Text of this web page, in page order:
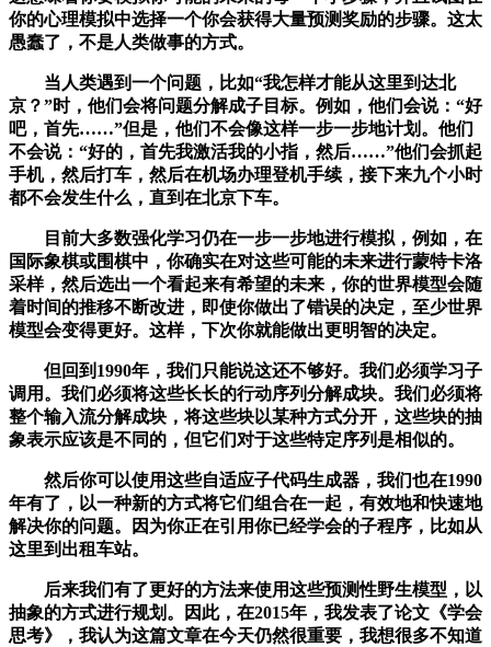
你的心理模拟中选择一个你会获得大量预测奖励的步骤。这太
愚蠢了，不是人类做事的方式。
当人类遇到一个问题，比如“我怎样才能从这里到达北
京？”时，他们会将问题分解成子目标。例如，他们会说：“好
吧，首先……”但是，他们不会像这样一步一步地计划。他们
不会说：“好的，首先我激活我的小指，然后……”他们会抓起
手机，然后打车，然后在机场办理登机手续，接下来九个小时
都不会发生什么，直到在北京下车。
目前大多数强化学习仍在一步一步地进行模拟，例如，在
国际象棋或围棋中，你确实在对这些可能的未来进行蒙特卡洛
采样，然后选出一个看起来有希望的未来，你的世界模型会随
着时间的推移不断改进，即使你做出了错误的决定，至少世界
模型会变得更好。这样，下次你就能做出更明智的决定。
但回到1990年，我们只能说这还不够好。我们必须学习子
调用。我们必须将这些长长的行动序列分解成块。我们必须将
整个输入流分解成块，将这些块以某种方式分开，这些块的抽
象表示应该是不同的，但它们对于这些特定序列是相似的。
然后你可以使用这些自适应子代码生成器，我们也在1990
年有了，以一种新的方式将它们组合在一起，有效地和快速地
解决你的问题。因为你正在引用你已经学会的子程序，比如从
这里到出租车站。
后来我们有了更好的方法来使用这些预测性野生模型，以
抽象的方式进行规划。因此，在2015年，我发表了论文《学会
思考》，我认为这篇文章在今天仍然很重要，我想很多不知道